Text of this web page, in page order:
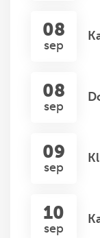
08
sep
08
sep
09
sep
10
sep